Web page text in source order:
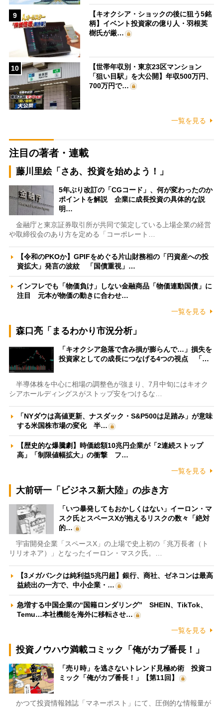
9
【キオクシア・ショックの後に狙う5銘
柄】イベント投資家の億り人・羽根英
樹氏が厳…
10
【世帯年収別・東京23区マンション
「狙い目駅」を大公開】年収500万円、
700万円で…
一覧を見る
注目の著者・連載
藤川里絵「さあ、投資を始めよう！」
5年ぶり改訂の「CGコード」、何が変わったのか
ポイントを解説 企業に成長投資の具体的な説
明…
金融庁と東京証券取引所が共同で策定している上場企業の経営
や取締役会のあり方を定める「コーポレート…
【令和のPKOか】GPIFをめぐる片山財務相の「円資産への投
資拡大」発言の波紋 「国債重視」…
インフレでも「物価負け」しない金融商品「物価連動国債」に
注目 元本が物価の動きに合わせ…
一覧を見る
森口亮「まるわかり市況分析」
「キオクシア急落で含み損が膨らんで…」損失を
投資家としての成長につなげる4つの視点 「…
半導体株を中心に相場の調整色が強まり、7月中旬にはキオク
シアホールディングスがストップ安をつけるな…
「NYダウは高値更新、ナスダック・S&P500は足踏み」が意味
する米国株市場の変化 半…
【歴史的な爆騰劇】時価総額10兆円企業が「2連続ストップ
高」「制限値幅拡大」の衝撃 フ…
一覧を見る
大前研一「ビジネス新大陸」の歩き方
「いつ暴発してもおかしくはない」イーロン・マ
スク氏とスペースXが抱えるリスクの数々「絶対
的…
宇宙開発企業「スペースX」の上場で史上初の「兆万長者（ト
リリオネア）」となったイーロン・マスク氏。…
【3メガバンクは純利益5兆円超】銀行、商社、ゼネコンは最高
益続出の一方で、中小企業・…
急増する中国企業の“国籍ロンダリング” SHEIN、TikTok、
Temu…本社機能を海外に移転させ…
一覧を見る
投資ノウハウ満載コミック「俺がカブ番長！」
「売り時」を逃さないトレンド見極め術 投資コ
ミック「俺がカブ番長！」【第11回】
かつて投資情報雑誌「マネーポスト」にて、圧倒的な情報量が